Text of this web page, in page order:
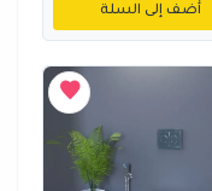
أضف إلى السلة